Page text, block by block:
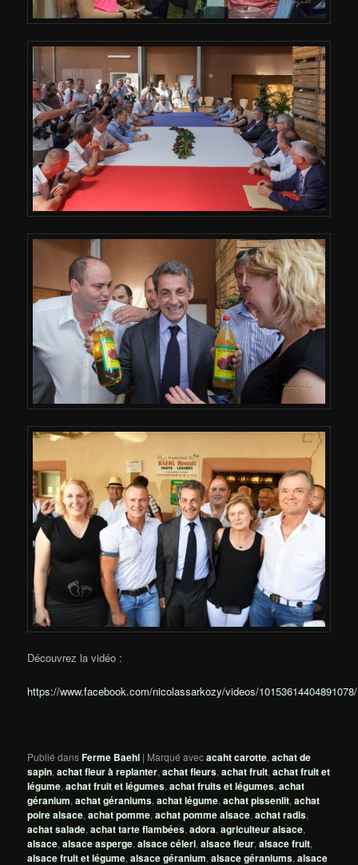
Découvrez la vidéo :
https://www.facebook.com/nicolassarkozy/videos/10153614404891078/
Publié dansFerme Baehl | Marqué avecacaht carotte,achat de
sapin,achat fleur à replanter,achat fleurs,achat fruit,achat fruit et
légume,achat fruit et légumes,achat fruits et légumes,achat
géranium,achat géraniums,achat légume,achat pissenlit,achat
poire alsace,achat pomme,achat pomme alsace,achat radis,
achat salade,achat tarte flambées,adora,agriculteur alsace,
alsace,alsace asperge,alsace céleri,alsace fleur,alsace fruit,
alsace fruit et légume,alsace géranium,alsace géraniums,alsace